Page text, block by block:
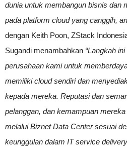
dunia untuk membangun bisnis dan
pada platform cloud yang canggih,
dengan Keith Poon, ZStack
Sugandi menambahkan “Langkah
perusahaan kami untuk
memiliki cloud sendiri dan
kepada mereka. Reputasi dan
pelanggan, dan kemampuan
melalui Biznet Data Center sesuai
keunggulan dalam IT service